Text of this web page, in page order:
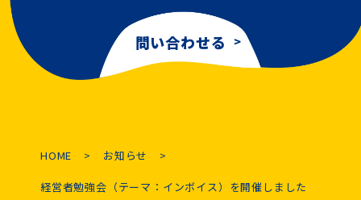
問い合わせる
HOME お知らせ
経営者勉強会（テーマ：インボイス）を開催しました